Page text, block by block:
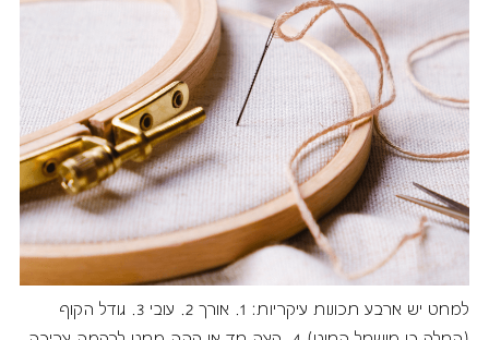
למחט יש ארבע תכונות עיקריות: 1. אורך 2. עובי 3. גודל הקוף